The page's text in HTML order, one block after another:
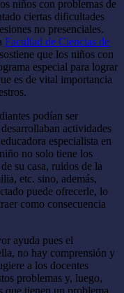
niños con problemas de
ciertas dificultades
no presenciales.
Facultad de Ciencias de
que los niños con
especial para lograr
es de vital importancia
podían ser
actividades
especialista en
no solo tiene los
su casa, ruidos de la
etc. sino, además,
puede ofrecerle, lo
como consecuencia
ayuda pues el
no hay comprensión y
a los docentes
problemas y, luego,
que tienen un problema